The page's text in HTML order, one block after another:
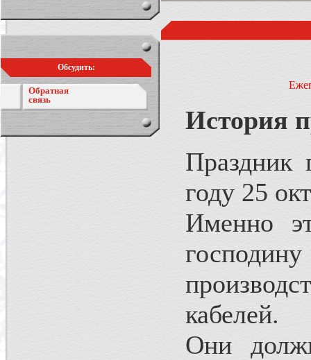
Обсудить:
Обратная
связь
История
Праздник
году 25
Именно
кабелей.
Они